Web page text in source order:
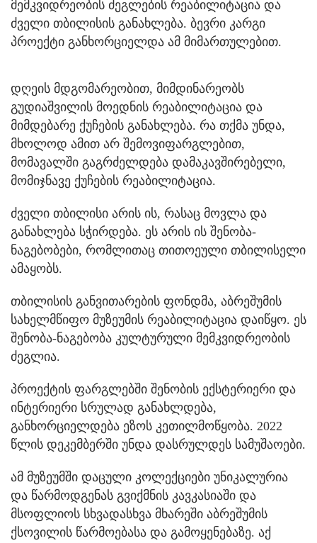
მემკვიდრეობის ძეგლების რეაბილიტაცია და
ძველი თბილისის განახლება. ბევრი კარგი
პროექტი განხორციელდა ამ მიმართულებით.
დღეის მდგომარეობით, მიმდინარეობს
გუდიაშვილის მოედნის რეაბილიტაცია და
მიმდებარე ქუჩების განახლება. რა თქმა უნდა,
მხოლოდ ამით არ შემოვიფარგლებით,
მომავალში გაგრძელდება დამაკავშირებელი,
მომიჯნავე ქუჩების რეაბილიტაცია.
ძველი თბილისი არის ის, რასაც მოვლა და
განახლება სჭირდება. ეს არის ის შენობა-
ნაგებობები, რომლითაც თითოეული თბილისელი
ამაყობს.
თბილისის განვითარების ფონდმა, აბრეშუმის
სახელმწიფო მუზეუმის რეაბილიტაცია დაიწყო. ეს
შენობა-ნაგებობა კულტურული მემკვიდრეობის
ძეგლია.
პროექტის ფარგლებში შენობის ექსტერიერი და
ინტერიერი სრულად განახლდება,
განხორციელდება ეზოს კეთილმოწყობა. 2022
წლის დეკემბერში უნდა დასრულდეს სამუშაოები.
ამ მუზეუმში დაცული კოლექციები უნიკალურია
და წარმოდგენას გვიქმნის კავკასიაში და
მსოფლიოს სხვადასხვა მხარეში აბრეშუმის
ქსოვილის წარმოებასა და გამოყენებაზე. აქ